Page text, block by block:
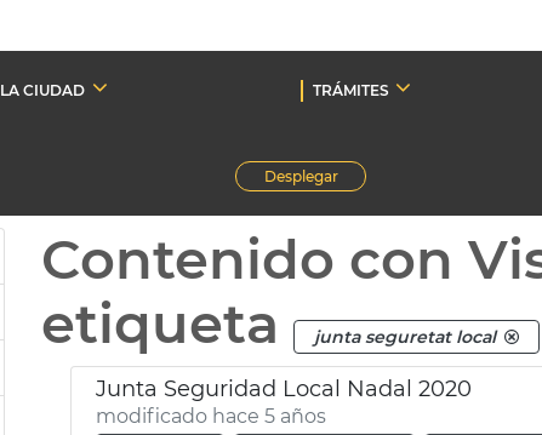
LA CIUDAD TRÁMITES
Desplegar
Contenido con
etiqueta
junta seguretat local
Junta Seguridad Local Nadal 2020
modificado hace 5 años